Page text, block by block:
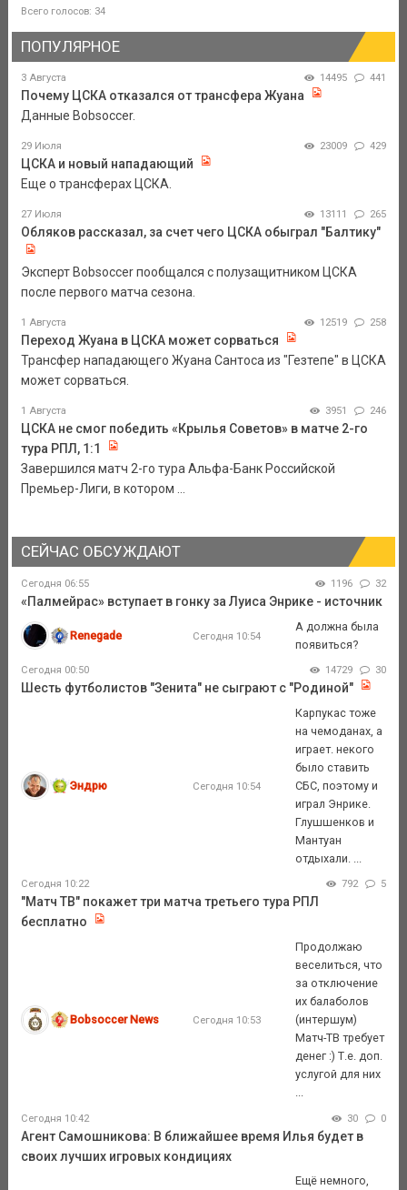
Всего голосов: 34
ПОПУЛЯРНОЕ
3 Августа 14495 441
Почему ЦСКА отказался от трансфера Жуана
Данные Bobsoccer.
29 Июля 23009 429
ЦСКА и новый нападающий
Еще о трансферах ЦСКА.
27 Июля 13111 265
Обляков рассказал, за счет чего ЦСКА обыграл "Балтику"
Эксперт Bobsoccer пообщался с полузащитником ЦСКА
после первого матча сезона.
1 Августа 12519 258
Переход Жуана в ЦСКА может сорваться
Трансфер нападающего Жуана Сантоса из "Гезтепе" в ЦСКА
может сорваться.
1 Августа 3951 246
ЦСКА не смог победить «Крылья Советов» в матче 2-го
тура РПЛ, 1:1
Завершился матч 2-го тура Альфа-Банк Российской
Премьер-Лиги, в котором ...
СЕЙЧАС ОБСУЖДАЮТ
Сегодня 06:55 1196 32
«Палмейрас» вступает в гонку за Луиса Энрике - источник
Renegade Сегодня 10:54
А должна была
появиться?
Сегодня 00:50 14729 30
Шесть футболистов "Зенита" не сыграют с "Родиной"
Эндрю Сегодня 10:54
Карпукас тоже
на чемоданах, а
играет. некого
было ставить
СБС, поэтому и
играл Энрике.
Глушшенков и
Мантуан
отдыхали. ...
Сегодня 10:22 792 5
"Матч ТВ" покажет три матча третьего тура РПЛ
бесплатно
Bobsoccer News Сегодня 10:53
Продолжаю
веселиться, что
за отключение
их балаболов
(интершум)
Матч-ТВ требует
денег :) Т.е. доп.
услугой для них
Сегодня 10:42 30 0
Агент Самошникова: В ближайшее время Илья будет в
своих лучших игровых кондициях
Ещё немного,